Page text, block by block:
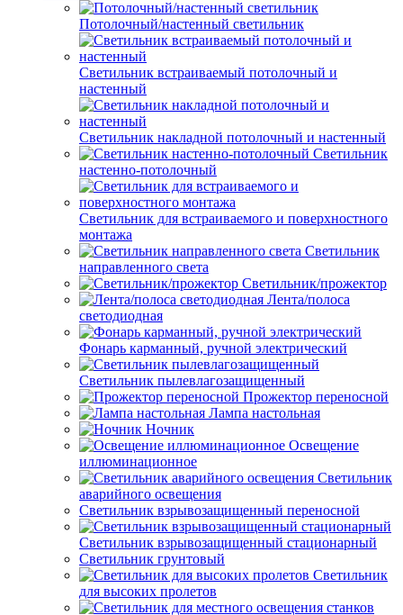
Потолочный/настенный светильник
Светильник встраиваемый потолочный и
настенный
Светильник накладной потолочный и настенный
Светильник
настенно-потолочный
Светильник для встраиваемого и поверхностного
монтажа
Светильник
направленного света
Светильник/прожектор
Лента/полоса
светодиодная
Фонарь карманный, ручной электрический
Светильник пылевлагозащищенный
Прожектор переносной
Лампа настольная
Ночник
Освещение
иллюминационное
Светильник
аварийного освещения
Светильник взрывозащищенный переносной
Светильник взрывозащищенный стационарный
Светильник грунтовый
Светильник
для высоких пролетов